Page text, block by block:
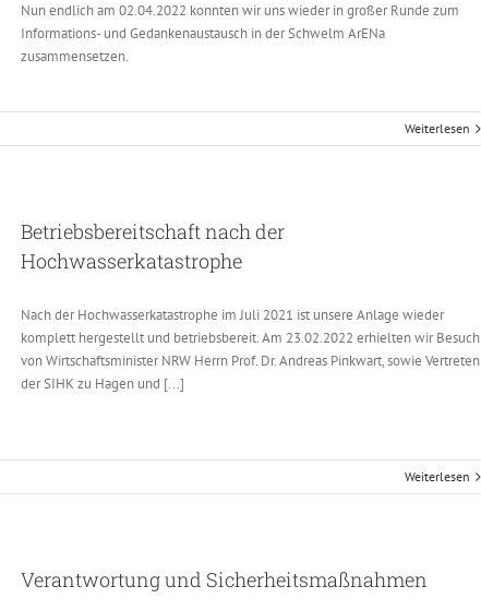
Nun endlich am 02.04.2022 konnten wir uns wieder in großer Runde zum
Informations- und Gedankenaustausch in der Schwelm ArENa
zusammensetzen.
Weiterlesen
Betriebsbereitschaft nach der
Hochwasserkatastrophe
Nach der Hochwasserkatastrophe im Juli 2021 ist unsere Anlage wieder
komplett hergestellt und betriebsbereit. Am 23.02.2022 erhielten wir Besuch
von Wirtschaftsminister NRW Herrn Prof. Dr. Andreas Pinkwart, sowie Vertreten
der SIHK zu Hagen und [...]
Weiterlesen
Verantwortung und Sicherheitsmaßnahmen